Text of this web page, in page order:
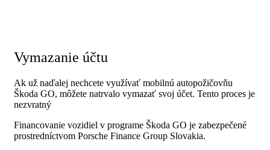
Vymazanie účtu
Ak už naďalej nechcete využívať mobilnú autopožičovňu
Škoda GO, môžete natrvalo vymazať svoj účet. Tento proces je
nezvratný
Financovanie vozidiel v programe Škoda GO je zabezpečené
prostredníctvom Porsche Finance Group Slovakia.